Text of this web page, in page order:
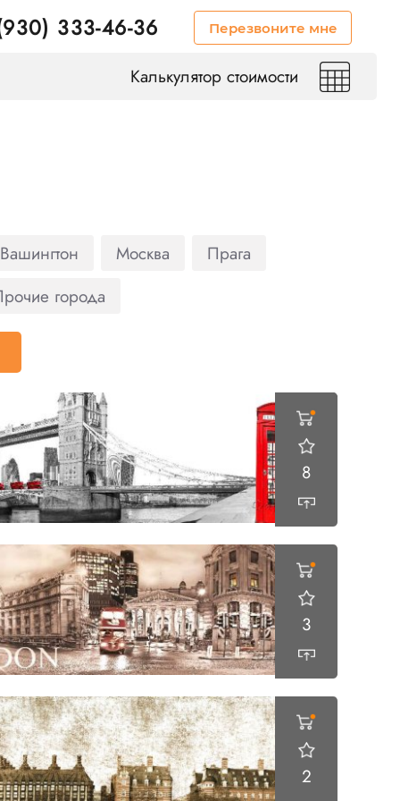
333-46-36 Перезвоните мне
Калькулятор стоимости
Вашингтон Москва
Прага
города
8
3
2